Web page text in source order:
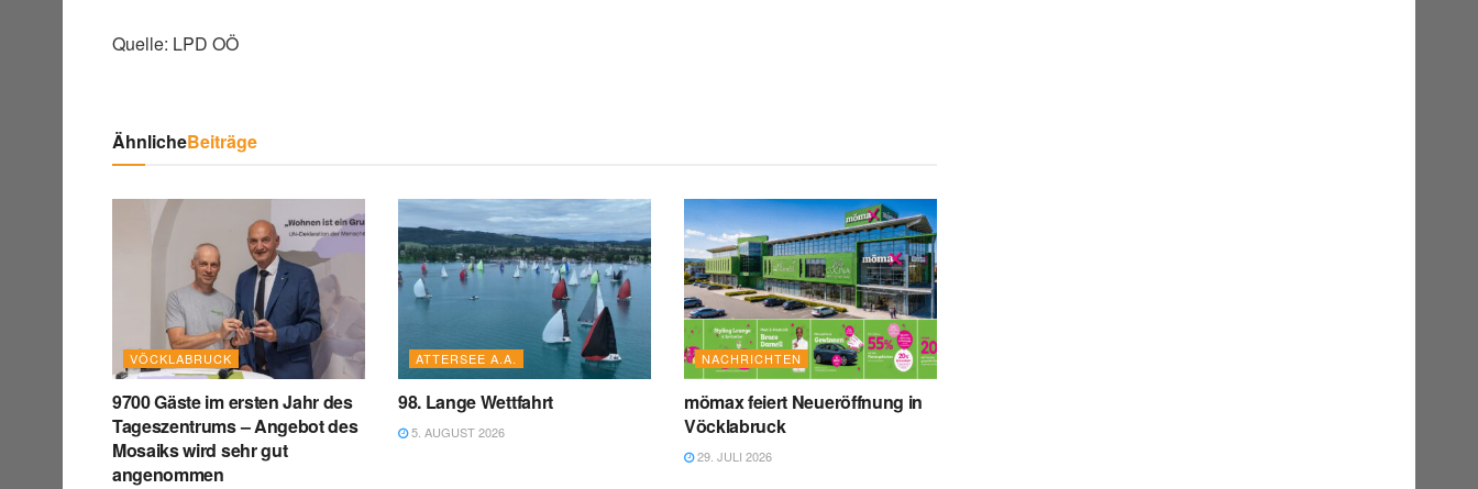
Quelle: LPD OÖ
ÄhnlicheBeiträge
VÖCKLABRUCK
9700 Gäste im ersten Jahr des
Tageszentrums – Angebot des
Mosaiks wird sehr gut
angenommen
ATTERSEE A.A.
98. Lange Wettfahrt
5. AUGUST 2026
NACHRICHTEN
mömax feiert Neueröffnung in
Vöcklabruck
29. JULI 2026